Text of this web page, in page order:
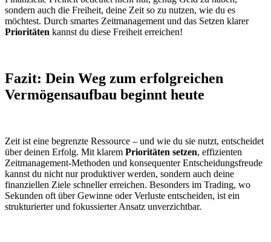
sondern auch die Freiheit, deine Zeit so zu nutzen, wie du es
möchtest. Durch smartes Zeitmanagement und das Setzen klarer
Prioritäten kannst du diese Freiheit erreichen!
Fazit: Dein Weg zum erfolgreichen
Vermögensaufbau beginnt heute
Zeit ist eine begrenzte Ressource – und wie du sie nutzt, entscheidet
über deinen Erfolg. Mit klarem Prioritäten setzen, effizienten
Zeitmanagement-Methoden und konsequenter Entscheidungsfreude
kannst du nicht nur produktiver werden, sondern auch deine
finanziellen Ziele schneller erreichen. Besonders im Trading, wo
Sekunden oft über Gewinne oder Verluste entscheiden, ist ein
strukturierter und fokussierter Ansatz unverzichtbar.